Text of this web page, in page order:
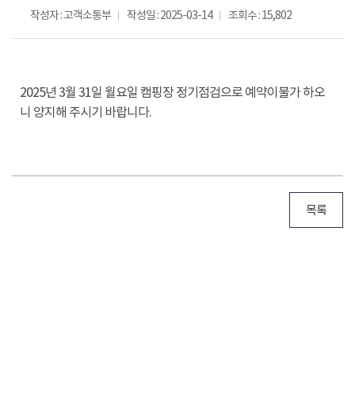
작성자 : 고객소통부 작성일 : 2025-03-14 조회수 : 15,802
2025년 3월 31일 월요일 캠핑장 정기점검으로 예약이불가 하오
니 양지해 주시기 바랍니다.
목록